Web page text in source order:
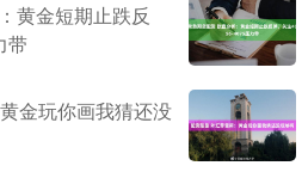
黄金短期止跌反
带
金玩你画我猜还没